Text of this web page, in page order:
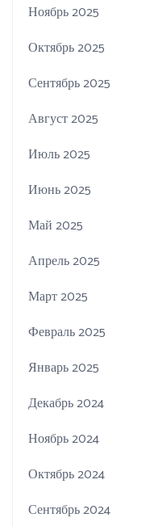
Ноябрь 2025
Октябрь 2025
Сентябрь 2025
Август 2025
Июль 2025
Июнь 2025
Май 2025
Апрель 2025
Март 2025
Февраль 2025
Январь 2025
Декабрь 2024
Ноябрь 2024
Октябрь 2024
Сентябрь 2024